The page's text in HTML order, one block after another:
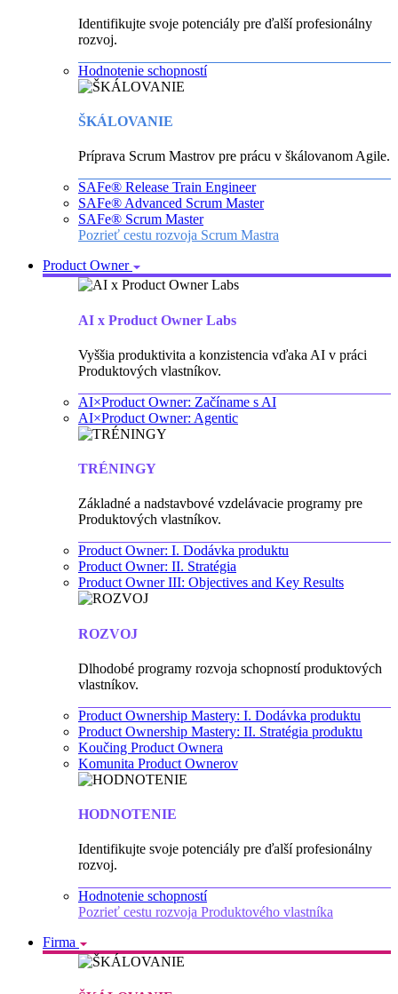
Identifikujte svoje potenciály pre ďalší profesionálny
rozvoj.
Hodnotenie schopností
ŠKÁLOVANIE
Príprava Scrum Mastrov pre prácu v škálovanom Agile.
SAFe® Release Train Engineer
SAFe® Advanced Scrum Master
SAFe® Scrum Master
Pozrieť cestu rozvoja Scrum Mastra
Product Owner
AI x Product Owner Labs
Vyššia produktivita a konzistencia vďaka AI v práci
Produktových vlastníkov.
AI×Product Owner: Začíname s AI
AI×Product Owner: Agentic
TRÉNINGY
Základné a nadstavbové vzdelávacie programy pre
Produktových vlastníkov.
Product Owner: I. Dodávka produktu
Product Owner: II. Stratégia
Product Owner III: Objectives and Key Results
ROZVOJ
Dlhodobé programy rozvoja schopností produktových
vlastníkov.
Product Ownership Mastery: I. Dodávka produktu
Product Ownership Mastery: II. Stratégia produktu
Koučing Product Ownera
Komunita Product Ownerov
HODNOTENIE
Identifikujte svoje potenciály pre ďalší profesionálny
rozvoj.
Hodnotenie schopností
Pozrieť cestu rozvoja Produktového vlastníka
Firma